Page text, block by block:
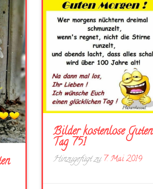
Bilder kostenlose Guten
Tag 751
Hinzugefügt zu 7. Mai 2019